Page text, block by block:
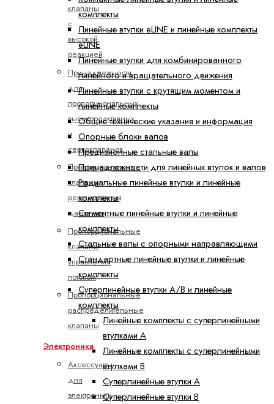
клапаны
с
высокой
реакцией
Принадлежности
для
пропорциональных,
высокореактивных
и
сервоклапанов
Пропорциональные
клапаны
регулирования
давления
Пропорциональные
клапаны
управления
потоком
Пропорциональные
распределительные
клапаны
Электроника
Аксессуары
для
электроники
комплекты
Линейные втулки eLINE и линейные комплекты
eLINE
Линейные втулки для комбинированного
линейного и вращательного движения
Линейные втулки с крутящим моментом и
линейные комплекты
Общие технические указания и информация
Опорные блоки валов
Прецизионные стальные валы
Принадлежности для линейных втулок и валов
Радиальные линейные втулки и линейные
комплекты
Сегментные линейные втулки и линейные
комплекты
Стальные валы с опорными направляющими
Стандартные линейные втулки и линейные
комплекты
Суперлинейные втулки A/B и линейные
комплекты
Линейные комплекты с суперлинейными
втулками A
Линейные комплекты с суперлинейными
втулками B
Суперлинейные втулки A
Суперлинейные втулки B